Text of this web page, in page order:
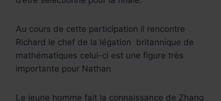
Au cours de cette participation il rencontre
Richard le chef de la légation britannique de
mathématiques celui-ci est une figure très
importante pour Nathan
Le jeune homme fait la connaissance de Zhang